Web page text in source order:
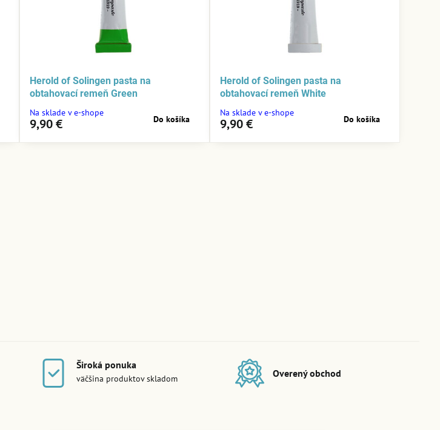
Herold of Solingen pasta na
obtahovací remeň Green
Na sklade v e-shope
9,90 € Do košíka
Herold of Solingen pasta na
obtahovací remeň White
Na sklade v e-shope
9,90 € Do košíka
Široká ponuka
väčšina produktov skladom Overený obchod